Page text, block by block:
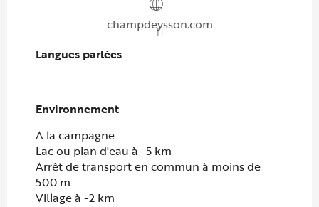
champdeysson.com
Langues parlées
Langues parlées
Environnement
Environnement
A la campagne
Lac ou plan d'eau à -5 km
Arrêt de transport en commun à moins de
500 m
Village à -2 km